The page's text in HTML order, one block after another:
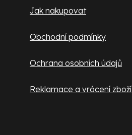
Jak nakupovat
Obchodní podmínky
Ochrana osobních údajů
Reklamace a vrácení zboží